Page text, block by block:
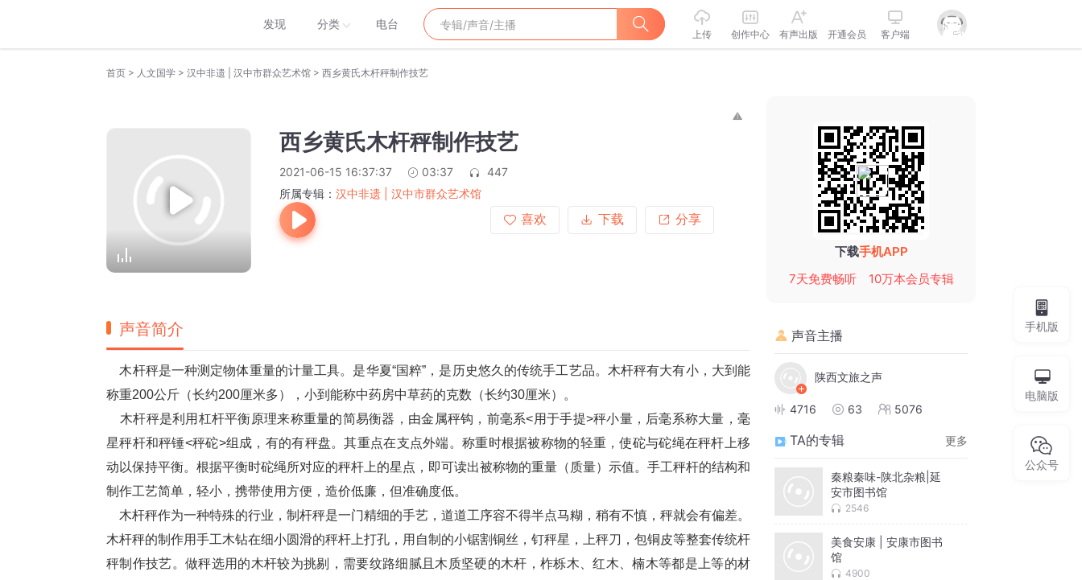
发现 分类 电台
上传 创作中心 有声出版 开通会员 客户端
首页 > 人文国学 > 汉中非遗 | 汉中市群众艺术馆 > 西乡黄氏木杆秤制作技艺
西乡黄氏木杆秤制作技艺
2021-06-15 16:37:37 03:37
447
所属专辑： 汉中非遗 | 汉中市群众艺术馆
喜欢
下载 分享
声音简介
木杆秤是一种测定物体重量的计量工具。是华夏“国粹”，是历史悠久的传统手工艺品。木杆秤有大有小，大到能
称重200公斤（长约200厘米多），小到能称中药房中草药的克数（长约30厘米）。
木杆秤是利用杠杆平衡原理来称重量的简易衡器，由金属秤钩，前毫系<用于手提>秤小量，后毫系称大量，毫
星秤杆和秤锤<秤砣>组成，有的有秤盘。其重点在支点外端。称重时根据被称物的轻重，使砣与砣绳在秤杆上移
动以保持平衡。根据平衡时砣绳所对应的秤杆上的星点，即可读出被称物的重量（质量）示值。手工秤杆的结构和
制作工艺简单，轻小，携带使用方便，造价低廉，但准确度低。
木杆秤作为一种特殊的行业，制杆秤是一门精细的手艺，道道工序容不得半点马糊，稍有不慎，秤就会有偏差。
木杆秤的制作用手工木钻在细小圆滑的秤杆上打孔，用自制的小锯割铜丝，钉秤星，上秤刀，包铜皮等整套传统杆
秤制作技艺。做秤选用的木杆较为挑剔，需要纹路细腻且木质坚硬的木杆，柞栎木、红木、楠木等都是上等的材
下载手机APP
7天免费畅听
10万本会员专辑
声音主播
陕西文旅之声
4716 63 5076
TA的专辑 更多
秦粮秦味-陕北杂粮|延
安市图书馆
2546
美食安康 | 安康市图书
馆
4900
手机版
电脑版
公众号